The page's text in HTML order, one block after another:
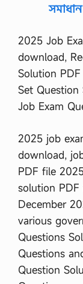
2025 Job
download,
Solution
Set
Job Exam
2025 job
download,
PDF file
solution
December
various
Questions
Questions
Question